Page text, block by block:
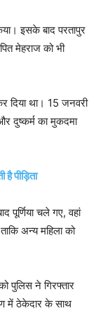
इसके बाद परतापुर
मेहराज को भी
दिया था। 15 जनवरी
दुष्कर्म का मुकदमा
पीड़िता
पूर्णिया चले गए, वहां
अन्य महिला को
पुलिस ने गिरफ्तार
में ठेकेदार के साथ